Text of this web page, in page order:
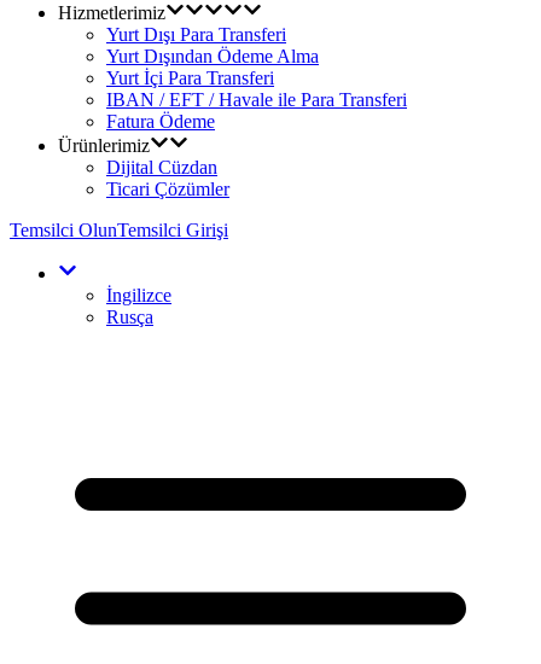
Hizmetlerimiz
Yurt Dışı Para Transferi
Yurt Dışından Ödeme Alma
Yurt İçi Para Transferi
IBAN / EFT / Havale ile Para Transferi
Fatura Ödeme
Ürünlerimiz
Dijital Cüzdan
Ticari Çözümler
Temsilci OlunTemsilci Girişi
İngilizce
Rusça